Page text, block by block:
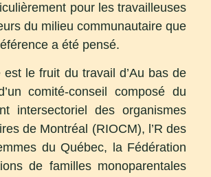
pour les travailleuses
du milieu communautaire que
a été pensé.
est le fruit du travail d’Au bas de
comité-conseil composé du
intersectoriel des organismes
de Montréal (RIOCM), l’R des
du Québec, la Fédération
de familles monoparentales